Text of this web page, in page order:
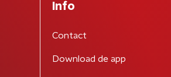
Info
Contact
Download de app